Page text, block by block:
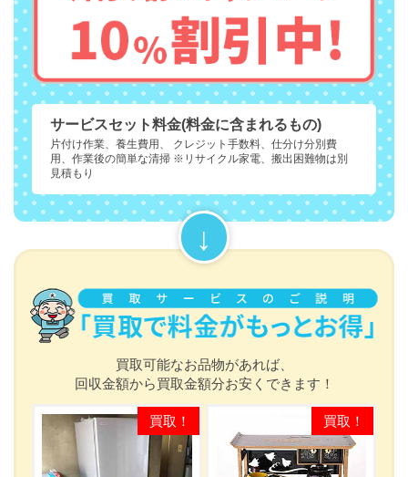
サービスセット料金(料金に含まれるもの)
片付け作業、養生費用、 クレジット手数料、仕分け分別費
用、作業後の簡単な清掃 ※リサイクル家電、搬出困難物は別
見積もり
買取可能なお品物があれば、
回収金額から買取金額分お安くできます！